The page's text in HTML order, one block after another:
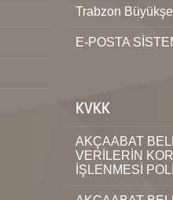
Trabzon
E-POSTA
KVKK
AKÇAABAT
VERİLERİN
İŞLENMESİ